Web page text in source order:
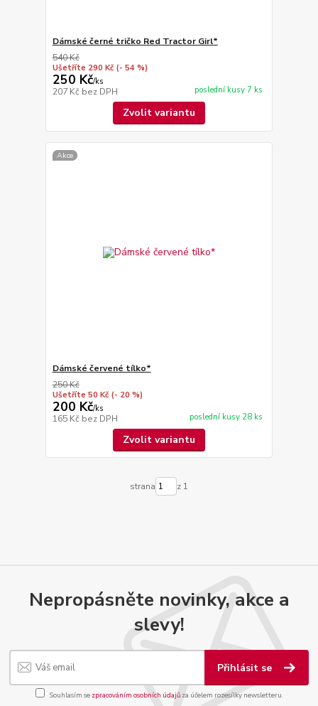
Dámské černé tričko Red Tractor Girl*
540 Kč
Ušetříte 290 Kč (- 54 %)
250 Kč/ks
207 Kč bez DPH poslední kusy 7 ks
Zvolit variantu
Akce
Dámské červené tílko*
250 Kč
Ušetříte 50 Kč (- 20 %)
200 Kč/ks
165 Kč bez DPH poslední kusy 28 ks
Zvolit variantu
strana z 1
Nepropásněte novinky, akce a
slevy!
Přihlásit se
Souhlasím se zpracováním osobních údajůza účelem rozesílky newsletteru.